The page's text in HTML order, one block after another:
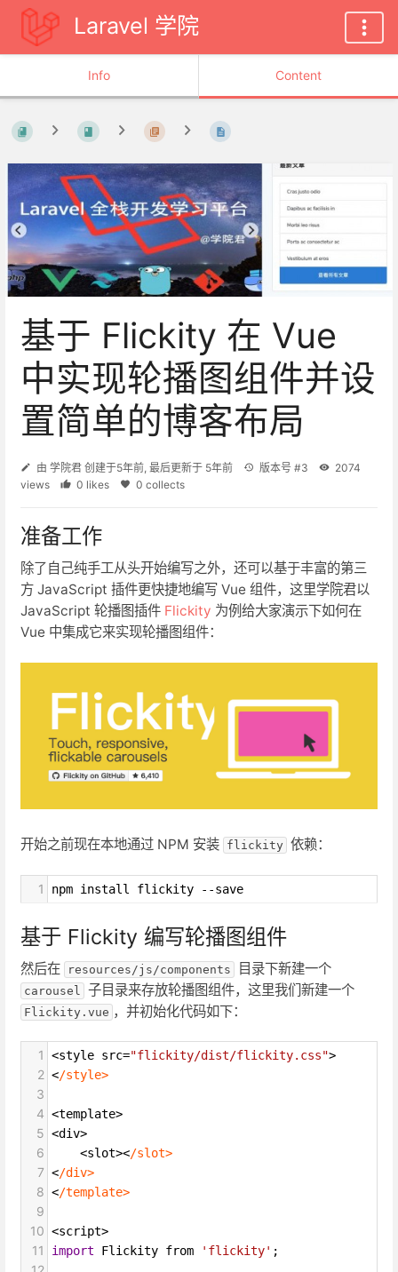
Laravel 学院
Info Content
基于 Flickity 在 Vue
中实现轮播图组件并设
置简单的博客布局
由 学院君 创建于5年前, 最后更新于 5年前 版本号 #3
2074
views
0 likes 0 collects
准备工作
除了自己纯手工从头开始编写之外，还可以基于丰富的第三
方 JavaScript 插件更快捷地编写 Vue 组件，这里学院君以
JavaScript 轮播图插件 Flickity 为例给大家演示下如何在
Vue 中集成它来实现轮播图组件：
开始之前现在本地通过 NPM 安装 flickity 依赖：
1 npm install flickity --save
基于 Flickity 编写轮播图组件
然后在 resources/js/components 目录下新建一个
carousel 子目录来存放轮播图组件，这里我们新建一个
Flickity.vue ，并初始化代码如下：
1 <style src="flickity/dist/flickity.css">
2 </style>
3
4 <template>
5 <div>
6 <slot></slot>
7 </div>
8 </template>
9
10 <script>
11 import Flickity from 'flickity' ;